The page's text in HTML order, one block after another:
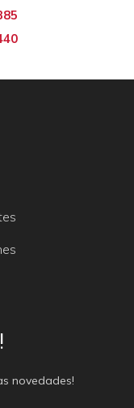
novedades!